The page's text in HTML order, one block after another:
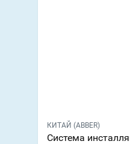
КИТАЙ (ABBER)
Система